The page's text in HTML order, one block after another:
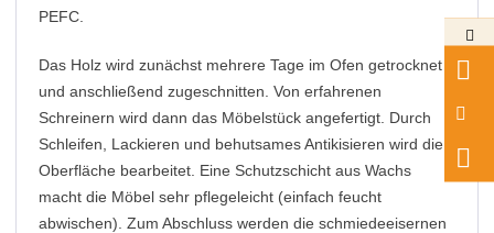
PEFC.
Das Holz wird zunächst mehrere Tage im Ofen getrocknet
und anschließend zugeschnitten. Von erfahrenen
Schreinern wird dann das Möbelstück angefertigt. Durch
Schleifen, Lackieren und behutsames Antikisieren wird die
Oberfläche bearbeitet. Eine Schutzschicht aus Wachs
macht die Möbel sehr pflegeleicht (einfach feucht
abwischen). Zum Abschluss werden die schmiedeeisernen